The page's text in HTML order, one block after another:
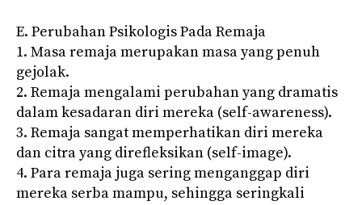
E. Perubahan Psikologis Pada Remaja
1. Masa remaja merupakan masa yang penuh
gejolak.
2. Remaja mengalami perubahan yang dramatis
dalam kesadaran diri mereka (self-awareness).
3. Remaja sangat memperhatikan diri mereka
dan citra yang direfleksikan (self-image).
4. Para remaja juga sering menganggap diri
mereka serba mampu, sehingga seringkali